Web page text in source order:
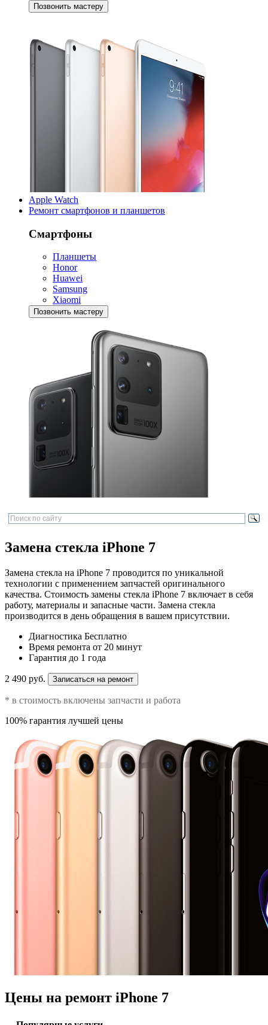
Позвонить мастеру
Apple Watch
Ремонт смартфонов и планшетов
Смартфоны
Планшеты
Honor
Huawei
Samsung
Xiaomi
Позвонить мастеру
Замена стекла iPhone 7
Замена стекла на iPhone 7 проводится по уникальной
технологии с применением запчастей оригинального
качества. Стоимость замены стекла iPhone 7 включает в себя
работу, материалы и запасные части. Замена стекла
производится в день обращения в вашем присутствии.
Диагностика Бесплатно
Время ремонта от 20 минут
Гарантия до 1 года
2 490 руб. Записаться на ремонт
* в стоимость включены запчасти и работа
100% гарантия лучшей цены
Цены на ремонт iPhone 7